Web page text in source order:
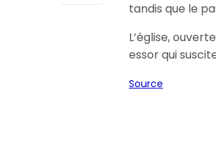
tandis que le
L’église,
essor qui
Source